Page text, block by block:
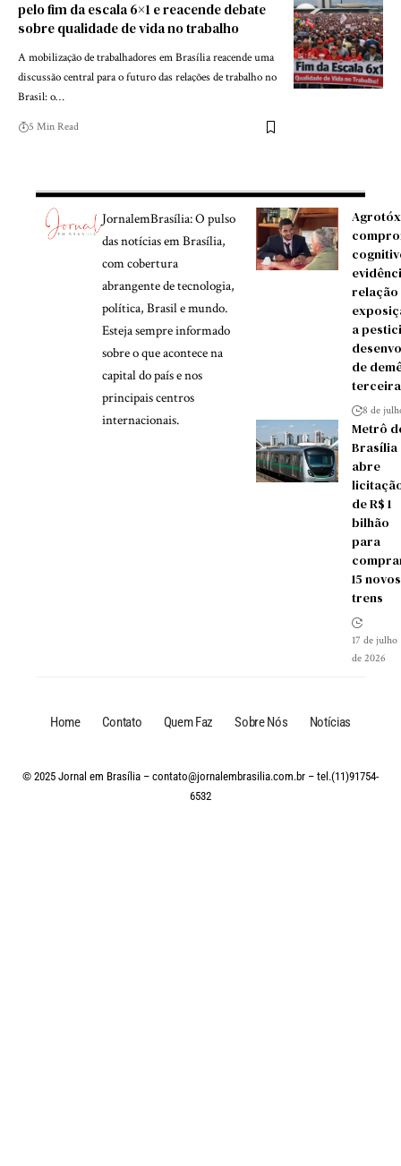
pelo fim da escala 6×1 e reacende debate
sobre qualidade de vida no trabalho
A mobilização de trabalhadores em Brasília reacende uma
discussão central para o futuro das relações de trabalho no
Brasil: o…
5 Min Read
JornalemBrasília: O pulso
das notícias em Brasília,
com cobertura
abrangente de tecnologia,
política, Brasil e mundo.
Esteja sempre informado
sobre o que acontece na
capital do país e nos
principais centros
internacionais.
a
de
8 de
Metrô
Brasília
abre
de R$ 1
bilhão
para
15 novos
trens
17 de julho
de 2026
Home Contato Quem Faz Sobre Nós Notícias
© 2025 Jornal em Brasília – contato@jornalembrasilia.com.br – tel.(11)91754-
6532